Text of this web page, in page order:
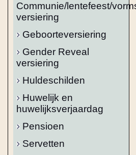
Communie/lentefeest/
versiering
Geboorteversiering
Gender Reveal
versiering
Huldeschilden
Huwelijk en
huwelijksverjaardag
Pensioen
Servetten